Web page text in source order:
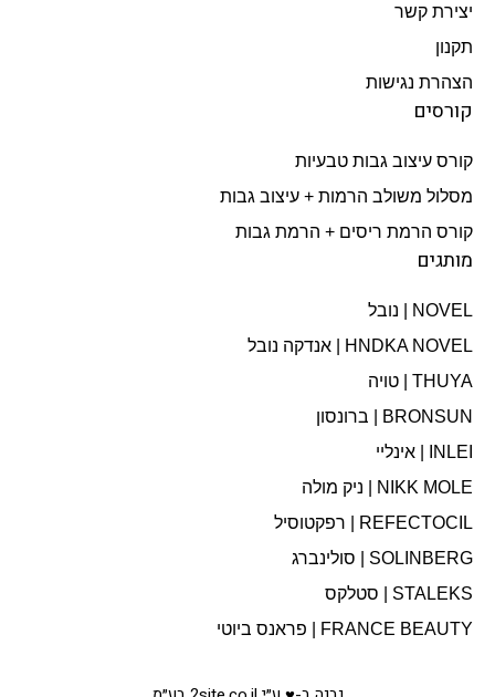
יצירת קשר
תקנון
הצהרת נגישות
קורסים
קורס עיצוב גבות טבעיות
מסלול משולב הרמות + עיצוב גבות​
קורס הרמת ריסים + הרמת גבות
מותגים
NOVEL | נובל
HNDKA NOVEL | אנדקה נובל
THUYA | טויה
BRONSUN | ברונסון
INLEI | אינליי
NIKK MOLE | ניק מולה
REFECTOCIL | רפקטוסיל
SOLINBERG | סולינברג
STALEKS | סטלקס
FRANCE BEAUTY | פראנס ביוטי